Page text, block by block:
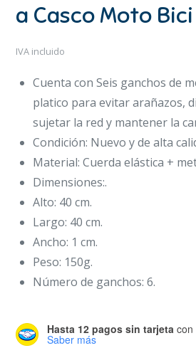
a Casco Moto Bici
IVA incluido
Cuenta con Seis ganchos de
platico para evitar arañazos,
sujetar la red y mantener la
Condición: Nuevo y de alta
Material: Cuerda elástica +
Dimensiones:.
Alto: 40 cm.
Largo: 40 cm.
Ancho: 1 cm.
Peso: 150g.
Número de ganchos: 6.
Hasta 12 pagos sin tarjeta con
Saber más